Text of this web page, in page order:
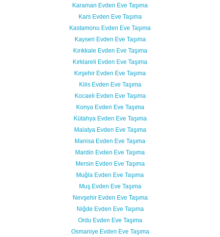
Karaman Evden Eve Taşıma
Kars Evden Eve Taşıma
Kastamonu Evden Eve Taşıma
Kayseri Evden Eve Taşıma
Kırıkkale Evden Eve Taşıma
Kırklareli Evden Eve Taşıma
Kırşehir Evden Eve Taşıma
Kilis Evden Eve Taşıma
Kocaeli Evden Eve Taşıma
Konya Evden Eve Taşıma
Kütahya Evden Eve Taşıma
Malatya Evden Eve Taşıma
Manisa Evden Eve Taşıma
Mardin Evden Eve Taşıma
Mersin Evden Eve Taşıma
Muğla Evden Eve Taşıma
Muş Evden Eve Taşıma
Nevşehir Evden Eve Taşıma
Niğde Evden Eve Taşıma
Ordu Evden Eve Taşıma
Osmaniye Evden Eve Taşıma